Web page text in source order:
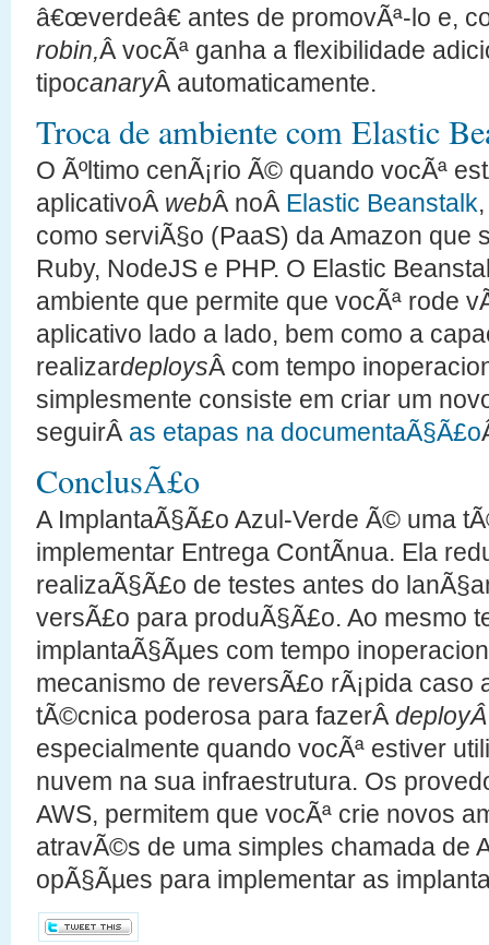
â€œverdeâ€ antes de promovÃª-lo e,
robin,Â vocÃª ganha a flexibilidade
tipocanaryÂ automaticamente.
Troca de ambiente com Elastic
O Ãºltimo cenÃ¡rio Ã© quando vocÃª
aplicativoÂ webÂ noÂ Elastic Beanstalk
como serviÃ§o (PaaS) da Amazon que
Ruby, NodeJS e PHP. O Elastic
ambiente que permite que vocÃª rode
aplicativo lado a lado, bem como a
realizardeploysÂ com tempo
simplesmente consiste em criar um
seguirÂ as etapas na documentaÃ§Ã£o
ConclusÃ£o
A ImplantaÃ§Ã£o Azul-Verde Ã© uma
implementar Entrega ContÃ­nua. Ela
realizaÃ§Ã£o de testes antes do
versÃ£o para produÃ§Ã£o. Ao mesmo
implantaÃ§Ãµes com tempo
mecanismo de reversÃ£o rÃ¡pida
tÃ©cnica poderosa para fazerÂ
especialmente quando vocÃª estiver
nuvem na sua infraestrutura. Os
AWS, permitem que vocÃª crie novos
atravÃ©s de uma simples chamada de
opÃ§Ãµes para implementar as